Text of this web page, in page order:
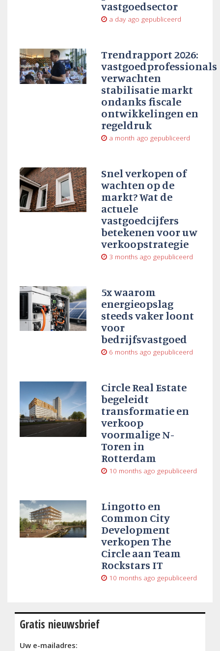
vastgoedsector
a day ago gepubliceerd
Trendrapport 2026:
vastgoedprofessionals
verwachten
stabilisatie markt
ondanks fiscale
ontwikkelingen en
regeldruk
a month ago gepubliceerd
Snel verkopen of
wachten op de
markt? Wat de
actuele
vastgoedcijfers
betekenen voor uw
verkoopstrategie
3 months ago gepubliceerd
5x waarom
energieopslag
steeds vaker loont
voor
bedrijfsvastgoed
6 months ago gepubliceerd
Circle Real Estate
begeleidt
transformatie en
verkoop
voormalige N-
Toren in
Rotterdam
10 months ago gepubliceerd
Lingotto en
Common City
Development
verkopen The
Circle aan Team
Rockstars IT
10 months ago gepubliceerd
Gratis nieuwsbrief
Uw e-mailadres: